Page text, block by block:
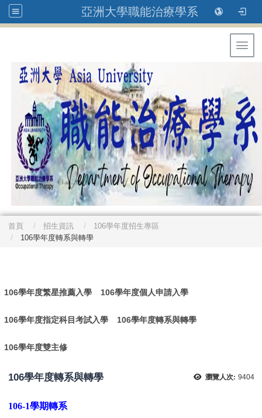
亞洲大學職能治療學系
首頁 招生資訊
106學年度招生專區
106學年度轉系與轉學
106學年度繁星推薦入學 106學年度個人申請入學
106學年度指定科目考試入學 106學年度轉系與轉學
106學年度雙主修
瀏覽人次: 9404
106學年度轉系與轉學
106-1學期轉系